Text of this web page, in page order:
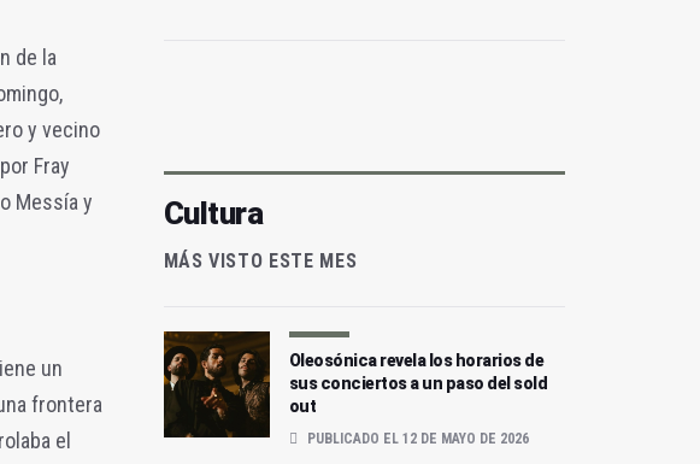
de la
y vecino
Fray
Messía y
un
frontera
el
Cultura
MÁS VISTO ESTE MES
Oleosónica revela los horarios de
sus conciertos a un paso del sold
out
PUBLICADO EL 12 DE MAYO DE 2026